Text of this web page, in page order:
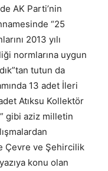
AK Parti’nin
“25
2013 yılı
normlarına uygun
tutun da
13 adet İleri
Atıksu Kollektör
gibi aziz milletin
Çevre ve Şehircilik
konu olan